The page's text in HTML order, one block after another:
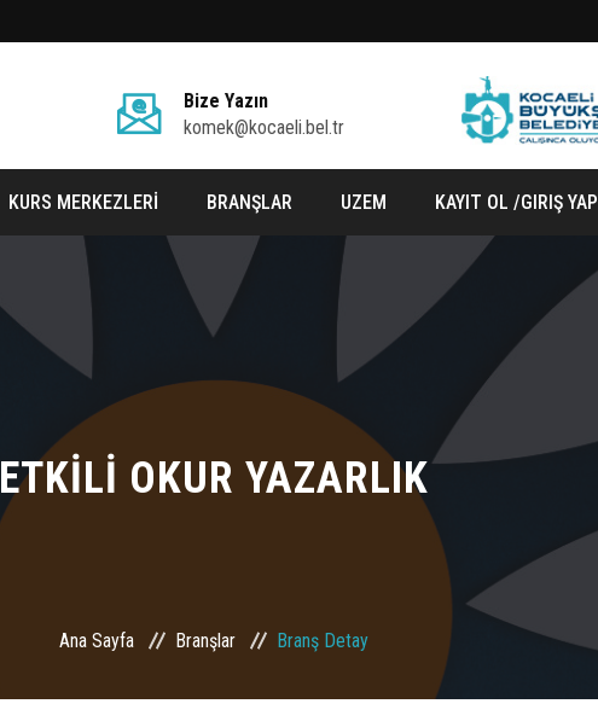
Bize Yazın
komek@kocaeli.bel.tr
KURS MERKEZLERİ BRANŞLAR UZEM KAYIT OL /GIRIŞ YAP
ETKİLİ OKUR YAZARLIK
Ana Sayfa Branşlar Branş Detay